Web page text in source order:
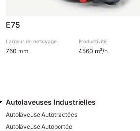
E75
Largeur de nettoyage
760 mm
Productivité
4560 m²/h
Autolaveuses Industrielles
Autolaveuse Autotractées
Autolaveuse Autoportée